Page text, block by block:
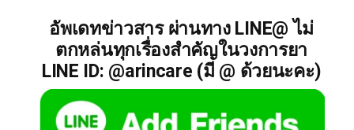
อัพเดทข่าวสาร ผ่านทาง LINE@ ไม่
ตกหล่นทุกเรื่องสำคัญในวงการยา
LINE ID: @arincare (มี @ ด้วยนะคะ)